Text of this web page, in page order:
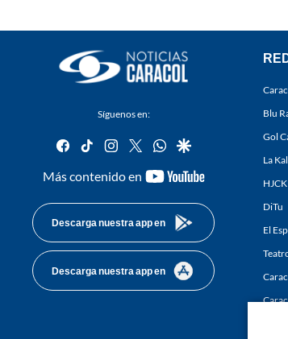
Síguenos en:
facebook
tiktok instagram
twitterwhatsapp
google
Más contenido en
youtube-
Descarga nuestra app en
Descarga nuestra app en
Blu
Gol
La
HJCK
DiTu
El